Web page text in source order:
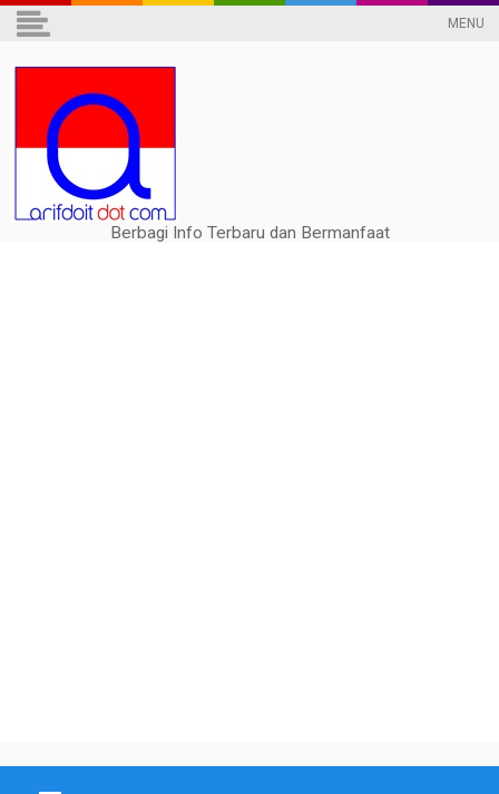
MENU
Berbagi Info Terbaru dan Bermanfaat